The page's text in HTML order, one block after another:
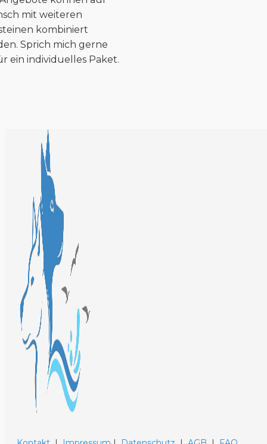
mit weiteren
kombiniert
Sprich mich gerne
ein individuelles Paket.